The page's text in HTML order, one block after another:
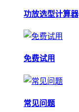
功放选型计算器
免费试用
常见问题